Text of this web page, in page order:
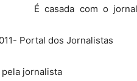
É casada com o
Portal dos Jornalistas
jornalista